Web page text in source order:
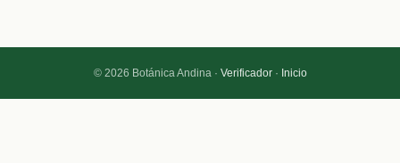
© 2026 Botánica Andina · Verificador· Inicio